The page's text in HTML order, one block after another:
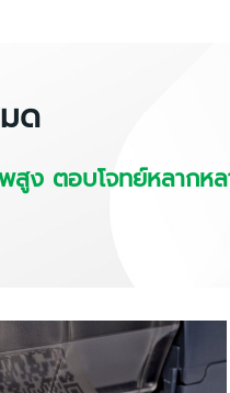
ด
สูง ตอบโจทย์หลากห